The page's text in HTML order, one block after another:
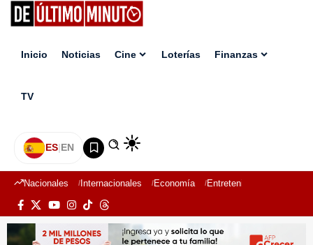
Inicio Noticias Cine Loterías Finanzas
TV
ES|EN
Nacionales Internacionales Economía Entretenimiento